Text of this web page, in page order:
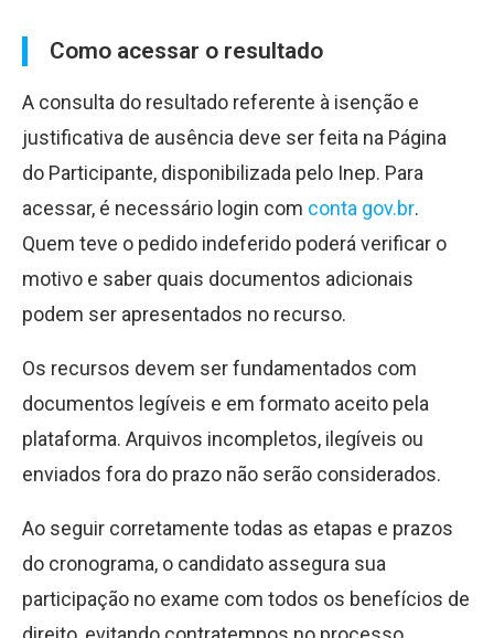
Como acessar o resultado
A consulta do resultado referente à isenção e
justificativa de ausência deve ser feita na Página
do Participante, disponibilizada pelo Inep. Para
acessar, é necessário login com conta gov.br.
Quem teve o pedido indeferido poderá verificar o
motivo e saber quais documentos adicionais
podem ser apresentados no recurso.
Os recursos devem ser fundamentados com
documentos legíveis e em formato aceito pela
plataforma. Arquivos incompletos, ilegíveis ou
enviados fora do prazo não serão considerados.
Ao seguir corretamente todas as etapas e prazos
do cronograma, o candidato assegura sua
participação no exame com todos os benefícios de